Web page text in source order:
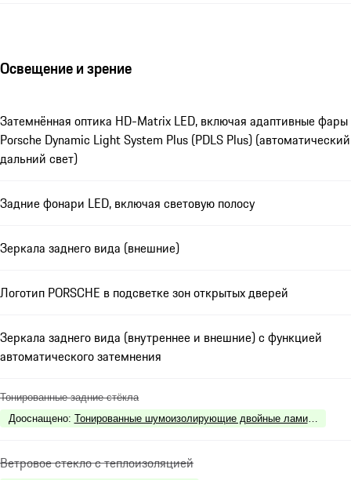
Освещение и зрение
Затемнённая оптика HD-Matrix LED, включая адаптивные фары
Porsche Dynamic Light System Plus (PDLS Plus) (автоматический
дальний свет)
Задние фонари LED, включая световую полосу
Зеркала заднего вида (внешние)
Логотип PORSCHE в подсветке зон открытых дверей
Зеркала заднего вида (внутреннее и внешние) с функцией
автоматического затемнения
Тонированные задние стёкла
Дооснащено: Тонированные шумоизолирующие двойные
Ветровое стекло с теплоизоляцией